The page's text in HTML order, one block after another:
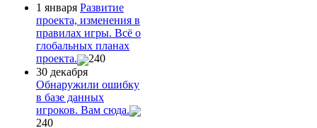
1 января Развитие
проекта, изменения в
правилах игры. Всё о
глобальных планах
проекта.
240
30 декабря
Обнаружили ошибку
в базе данных
игроков. Вам сюда.
240